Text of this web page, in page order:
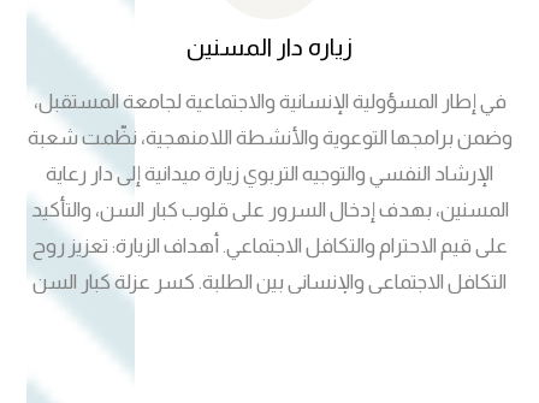
زياره دار المسنين
في إطار المسؤولية الإنسانية والاجتماعية لجامعة المستقبل،
وضمن برامجها التوعوية والأنشطة اللامنهجية، نظّمت شعبة
الإرشاد النفسي والتوجيه التربوي زيارة ميدانية إلى دار رعاية
المسنين، بهدف إدخال السرور على قلوب كبار السن، والتأكيد
على قيم الاحترام والتكافل الاجتماعي. أهداف الزيارة: تعزيز روح
التكافل الاجتماعي والإنساني بين الطلبة. كسر عزلة كبار السن
وإشعارهم بالاهتمام والتقدير. ترسيخ قيم الرحمة والعطاء في
الرعاية الاجتماعية. تألف الفريق من كادر جامعة المستقبل م.د